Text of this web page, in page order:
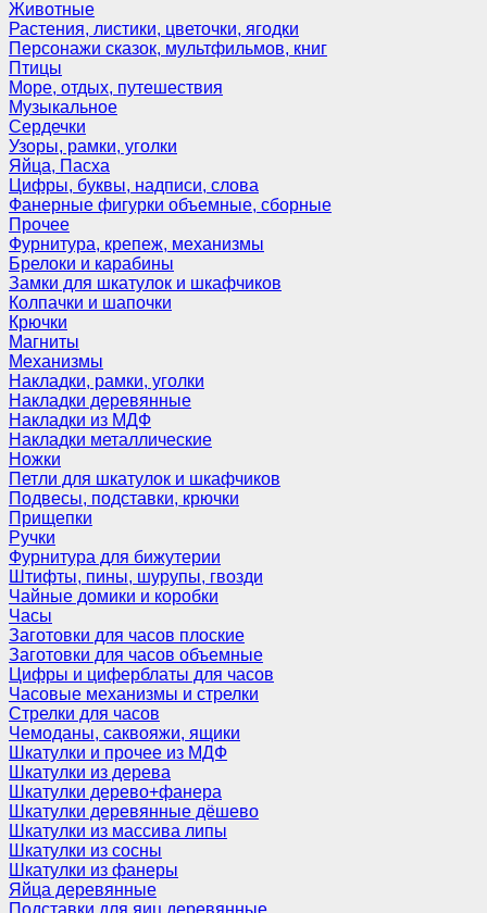
Животные
Растения, листики, цветочки, ягодки
Персонажи сказок, мультфильмов, книг
Птицы
Море, отдых, путешествия
Музыкальное
Сердечки
Узоры, рамки, уголки
Яйца, Пасха
Цифры, буквы, надписи, слова
Фанерные фигурки объемные, сборные
Прочее
Фурнитура, крепеж, механизмы
Брелоки и карабины
Замки для шкатулок и шкафчиков
Колпачки и шапочки
Крючки
Магниты
Механизмы
Накладки, рамки, уголки
Накладки деревянные
Накладки из МДФ
Накладки металлические
Ножки
Петли для шкатулок и шкафчиков
Подвесы, подставки, крючки
Прищепки
Ручки
Фурнитура для бижутерии
Штифты, пины, шурупы, гвозди
Чайные домики и коробки
Часы
Заготовки для часов плоские
Заготовки для часов объемные
Цифры и циферблаты для часов
Часовые механизмы и стрелки
Стрелки для часов
Чемоданы, саквояжи, ящики
Шкатулки и прочее из МДФ
Шкатулки из дерева
Шкатулки дерево+фанера
Шкатулки деревянные дёшево
Шкатулки из массива липы
Шкатулки из сосны
Шкатулки из фанеры
Яйца деревянные
Подставки для яиц деревянные